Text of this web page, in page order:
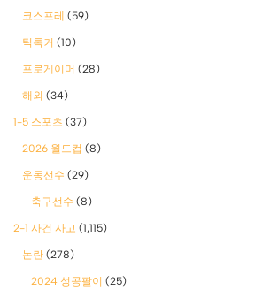
코스프레 (59)
틱톡커 (10)
프로게이머 (28)
해외 (34)
1-5 스포츠 (37)
2026 월드컵 (8)
운동선수 (29)
축구선수 (8)
2-1 사건 사고 (1,115)
논란 (278)
2024 성공팔이 (25)